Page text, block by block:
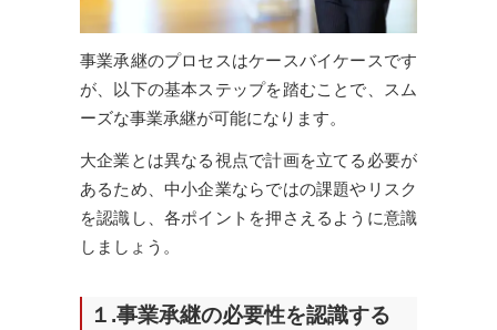
事業承継のプロセスはケースバイケースです
が、以下の基本ステップを踏むことで、スム
ーズな事業承継が可能になります。
大企業とは異なる視点で計画を立てる必要が
あるため、中小企業ならではの課題やリスク
を認識し、各ポイントを押さえるように意識
しましょう。
１.事業承継の必要性を認識する